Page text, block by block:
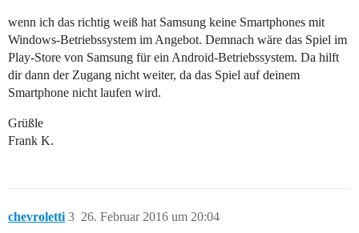
wenn ich das richtig weiß hat Samsung keine Smartphones mit
Windows-Betriebssystem im Angebot. Demnach wäre das Spiel im
Play-Store von Samsung für ein Android-Betriebssystem. Da hilft
dir dann der Zugang nicht weiter, da das Spiel auf deinem
Smartphone nicht laufen wird.
Grüßle
Frank K.
chevroletti 26. Februar 2016 um 20:04
3